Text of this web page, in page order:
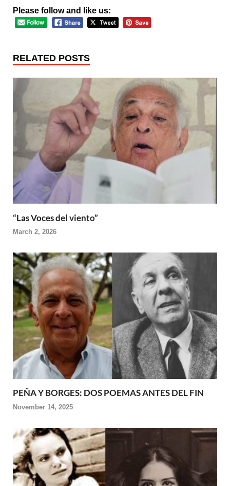
Please follow and like us:
RELATED POSTS
“Las Voces del viento”
March 2, 2026
PEÑA Y BORGES: DOS POEMAS ANTES DEL FIN
November 14, 2025